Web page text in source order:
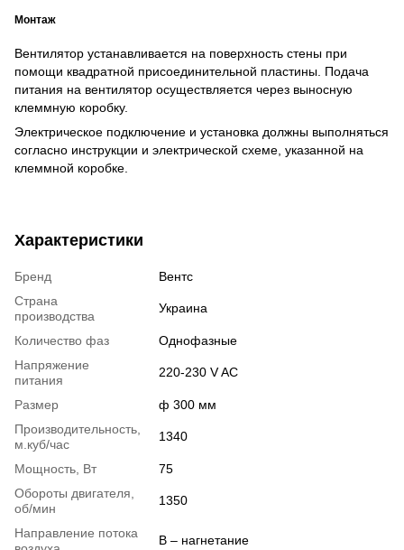
Монтаж
Вентилятор устанавливается на поверхность стены при
помощи квадратной присоединительной пластины. Подача
питания на вентилятор осуществляется через выносную
клеммную коробку.
Электрическое подключение и установка должны выполняться
согласно инструкции и электрической схеме, указанной на
клеммной коробке.
Характеристики
Бренд
Вентс
Страна
производства
Украина
Количество фаз
Однофазные
Напряжение
питания
220-230 V AC
Размер
ф 300 мм
Производительность,
м.куб/час
1340
Мощность, Вт
75
Обороты двигателя,
об/мин
1350
Направление потока
B – нагнетание